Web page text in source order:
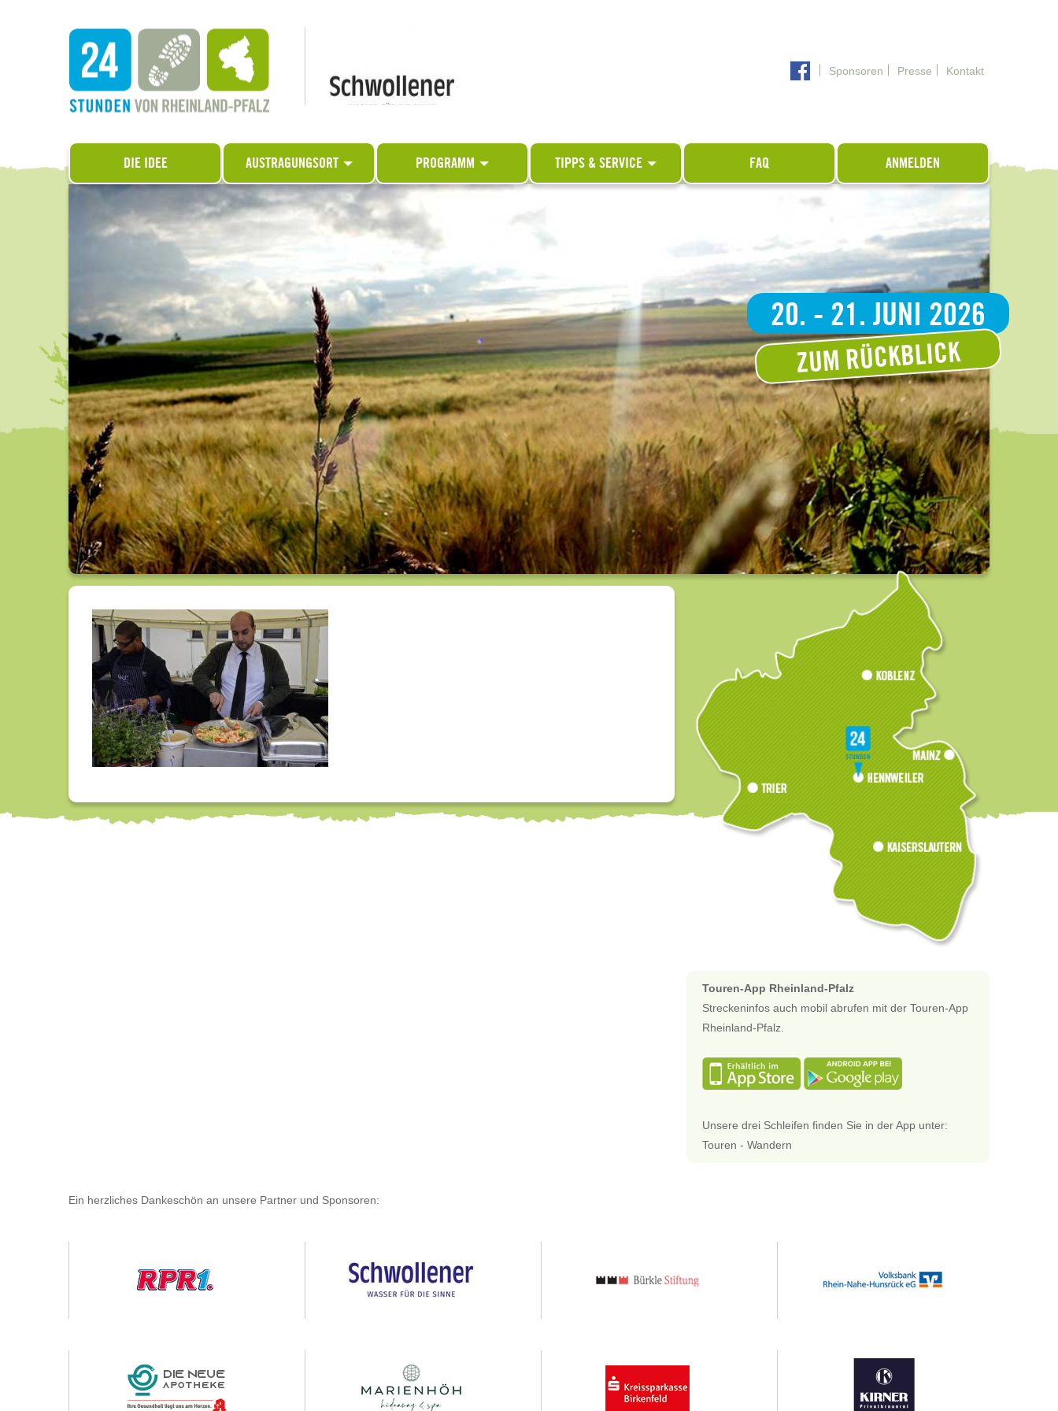
Sponsoren Presse Kontakt
DIE IDEE AUSTRAGUNGSORT PROGRAMM TIPPS & SERVICE FAQ ANMELDEN
20. - 21. JUNI 2026
ZUM RÜCKBLICK
Touren-App Rheinland-Pfalz
Streckeninfos auch mobil abrufen mit der Touren-App
Rheinland-Pfalz.
Unsere drei Schleifen finden Sie in der App unter:
Touren - Wandern
Ein herzliches Dankeschön an unsere Partner und Sponsoren: